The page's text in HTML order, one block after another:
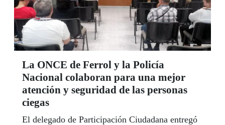
La ONCE de Ferrol y la Policía
Nacional colaboran para una mejor
atención y seguridad de las personas
ciegas
El delegado de Participación Ciudadana entregó